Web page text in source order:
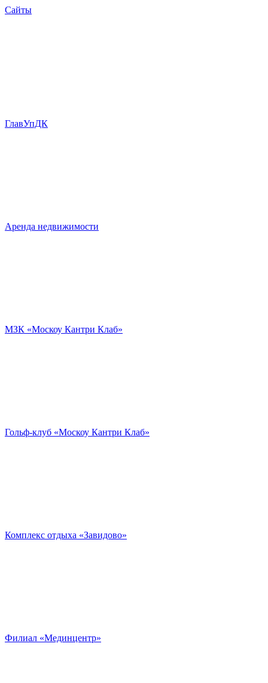
Сайты
ГлавУпДК
Аренда недвижимости
МЗК «Москоу Кантри Клаб»
Гольф-клуб «Москоу Кантри Клаб»
Комплекс отдыха «Завидово»
Филиал «Мединцентр»